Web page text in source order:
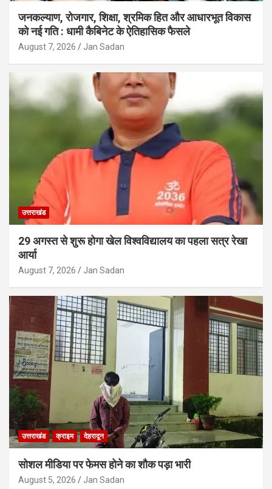
जनकल्याण, रोजगार, शिक्षा, श्रमिक हित और आधारभूत विकास
को नई गति : धामी कैबिनेट के ऐतिहासिक फैसले
August 7, 2026 Jan Sadan
उत्तराखंड
29 अगस्त से शुरू होगा खेल विश्वविद्यालय का पहला सत्र रेखा
आर्या
August 7, 2026 Jan Sadan
उत्तराखंड क्राइम देहरादून
सोशल मीडिया पर फेमस होने का शौक पड़ा भारी
August 5, 2026 Jan Sadan